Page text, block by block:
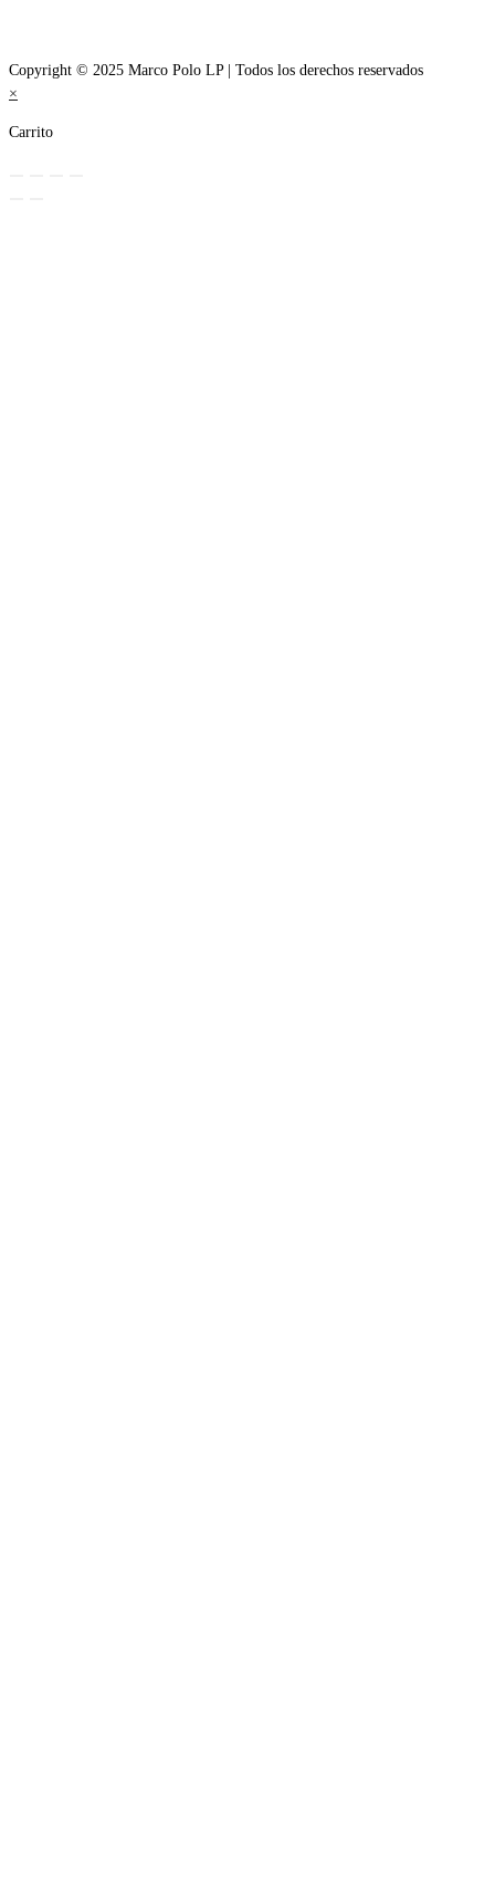
Copyright © 2025 Marco Polo LP | Todos los derechos reservados
×
Carrito